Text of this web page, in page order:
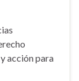
acción para